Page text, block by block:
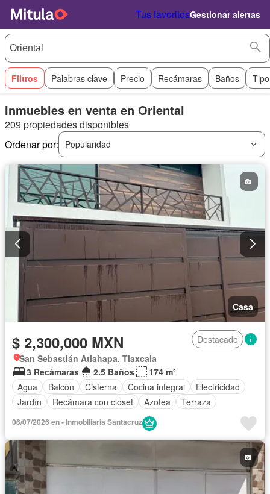
Tus favoritosGestionar alertas
Filtros Palabras clave Precio Recámaras Baños
Inmuebles en venta en Oriental
209 propiedades disponibles
Ordenar por:
Popularidad
Casa
$ 2,300,000 MXN
Destacado
San Sebastián Atlahapa, Tlaxcala
3 Recámaras
2.5 Baños
174 m²
Agua
Balcón Cisterna Cocina integral
Electricidad
Jardín
Recámara con closet Azotea Terraza
06/07/2026 en - Inmobiliaria Santacruz